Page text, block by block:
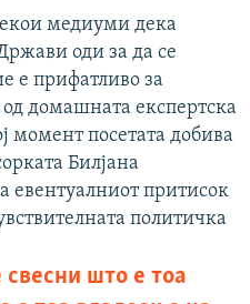
медиуми дека
оди за да се
е прифатливо за
домашната експертска
момент посетата добива
Билјана
евентуалниот притисок
политичка
што е тоа